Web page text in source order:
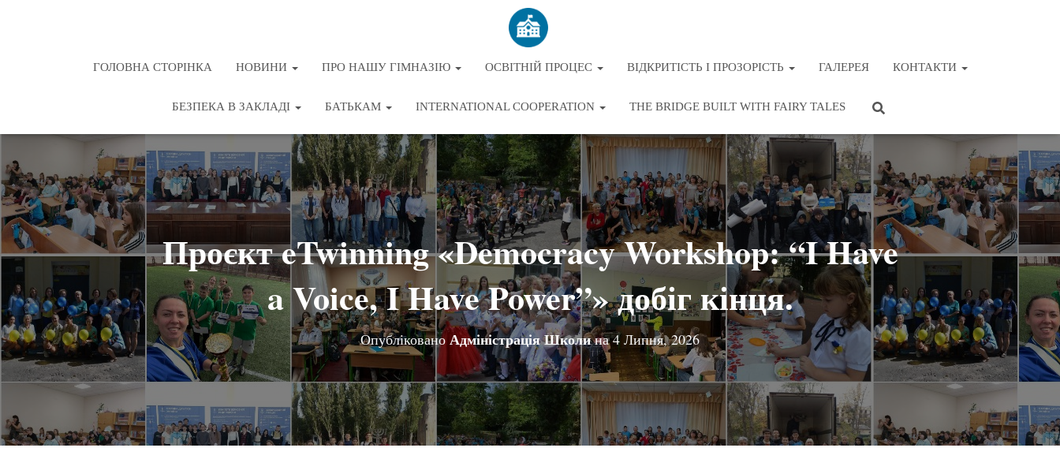
ГОЛОВНА СТОРІНКА НОВИНИ ПРО НАШУ ГІМНАЗІЮ ОСВІТНІЙ ПРОЦЕС ВІДКРИТІСТЬ І ПРОЗОРІСТЬ ГАЛЕРЕЯ КОНТАКТИ
БЕЗПЕКА В ЗАКЛАДІ БАТЬКАМ INTERNATIONAL COOPERATION THE BRIDGE BUILT WITH FAIRY TALES
Проєкт eTwinning «Democracy Workshop: “I Have
a Voice, I Have Power”» добіг кінця.
Опубліковано Адміністрація Школина4 Липня, 2026